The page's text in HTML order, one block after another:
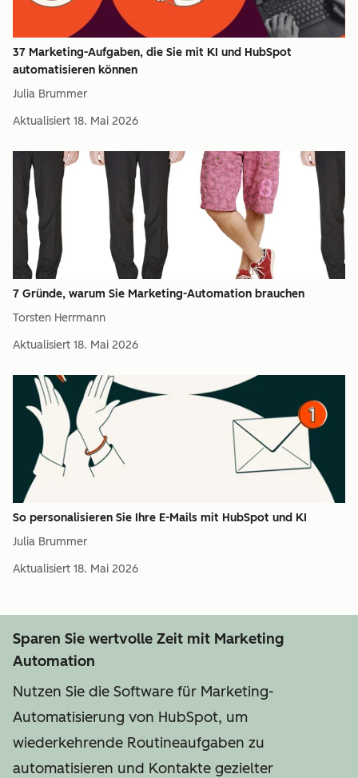
37 Marketing-Aufgaben, die Sie mit KI und HubSpot
automatisieren können
Julia Brummer
Aktualisiert 18. Mai 2026
7 Gründe, warum Sie Marketing-Automation brauchen
Torsten Herrmann
Aktualisiert 18. Mai 2026
So personalisieren Sie Ihre E-Mails mit HubSpot und KI
Julia Brummer
Aktualisiert 18. Mai 2026
Sparen Sie wertvolle Zeit mit Marketing
Automation
Nutzen Sie die Software für Marketing-
Automatisierung von HubSpot, um
wiederkehrende Routineaufgaben zu
automatisieren und Kontakte gezielter